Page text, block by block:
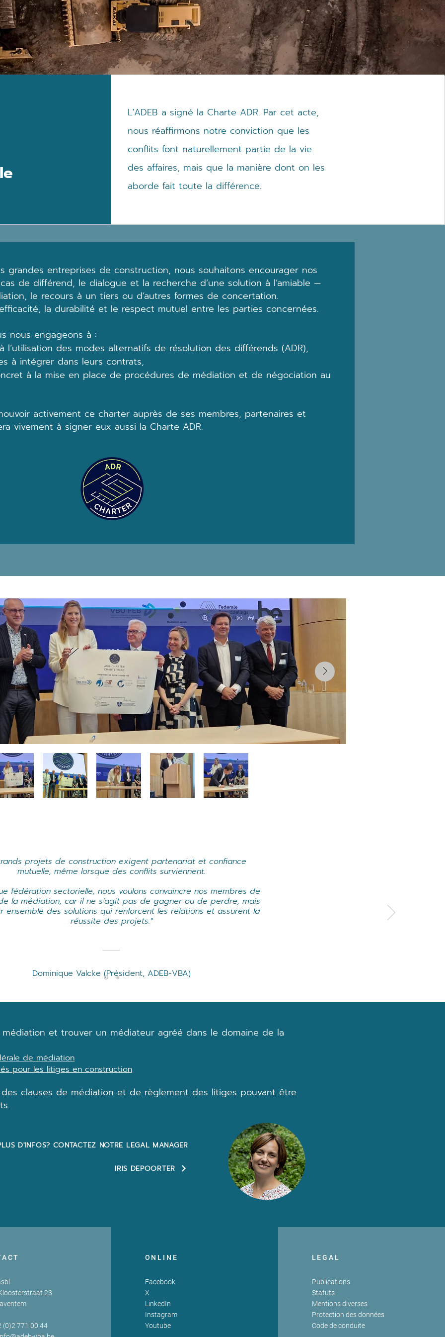
​L'ADEB a signé la Charte ADR. Par cet acte,
nous réaffirmons notre conviction que les
conflits font naturellement partie de la vie
des affaires, mais que la manière dont on les
aborde fait toute la différence.
grandes entreprises de construction, nous souhaitons encourager nos
de différend, le dialogue et la recherche d’une solution à l’amiable —
le recours à un tiers ou d’autres formes de concertation.
la durabilité et le respect mutuel entre les parties concernées.
nous engageons à :
l’utilisation des modes alternatifs de résolution des différends (ADR),
à intégrer dans leurs contrats,
à la mise en place de procédures de médiation et de négociation au
activement ce charter auprès de ses membres, partenaires et
vivement à signer eux aussi la Charte ADR.
projets de construction exigent partenariat et confiance
mutuelle, même lorsque des conflits surviennent.
fédération sectorielle, nous voulons convaincre nos membres de
la médiation, car il ne s’agit pas de gagner ou de perdre, mais
ensemble des solutions qui renforcent les relations et assurent la
réussite des projets."
Dominique Valcke (Président, ADEB-VBA)
D'INFOS? CONTACTEZ NOTRE LEGAL MANAGER
IRIS DEPOORTER
et trouver un médiateur agréé dans le domaine de la
de médiation
pour les litiges en construction
des clauses de médiation et de règlement des litiges pouvant être
23
(0)2 771 00 44
ONLINE
Facebook
X
LinkedIn
Instagram
Youtube
LEGAL
Publications
Statuts
Mentions diverses
Protection des données
Code de conduite